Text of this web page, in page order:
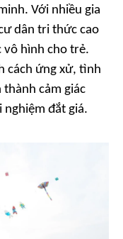
Với nhiều gia
dân tri thức cao
vô hình cho trẻ.
cách ứng xử, tình
thành cảm giác
đắt giá.